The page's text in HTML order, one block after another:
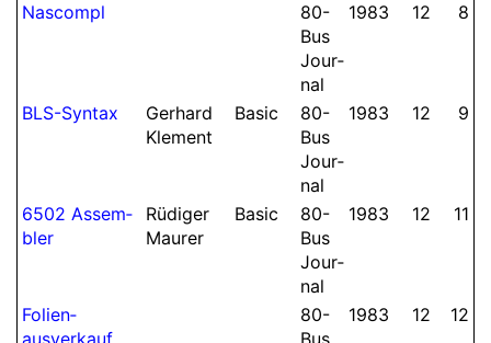
Nascompl
80-
Bus
Jour­
nal
1983 12 8
BLS-Syntax
Gerhard
Klement
Basic
80-
Bus
Jour­
nal
1983 12 9
6502 Assem­
bler
Rüdiger
Maurer
Basic
80-
Bus
Jour­
nal
1983 12 11
Folien­
80-
1983 12 12